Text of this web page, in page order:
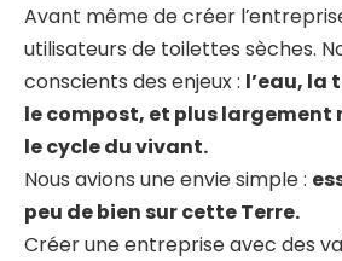
Avant même de créer
utilisateurs de toilettes sèches.
conscients des enjeux : l’eau, la
le compost, et plus largement
le cycle du vivant.
Nous avions une envie simple :
peu de bien sur cette Terre.
Créer une entreprise avec des